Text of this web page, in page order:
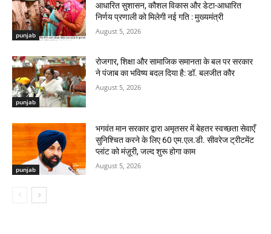
punjab
आधारित सुशासन, कौशल विकास और डेटा-आधारित
निर्णय प्रणाली को मिलेगी नई गति : मुख्यमंत्री
August 5, 2026
punjab
रोजगार, शिक्षा और सामाजिक समानता के बल पर सरकार
ने पंजाब का भविष्य बदल दिया है: डॉ. बलजीत कौर
August 5, 2026
punjab
भगवंत मान सरकार द्वारा अमृतसर में बेहतर स्वच्छता सेवाएँ
सुनिश्चित करने के लिए 60 एम.एल.डी. सीवरेज ट्रीटमेंट
प्लांट को मंज़ूरी, जल्द शुरू होगा काम
August 5, 2026